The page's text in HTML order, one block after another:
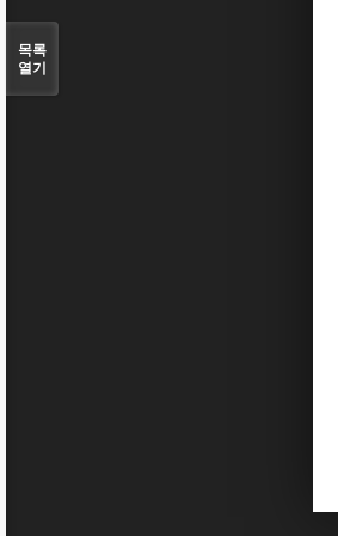
목록
열기